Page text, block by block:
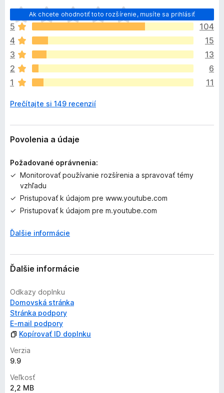
Ak chcete ohodnotiť toto rozšírenie, musíte sa prihlásiť
D
o
p
l
n
o
k
z
t
a
ľ
i
o
h
d
o
t
e
ý
5
104
4
15
3
13
2
6
1
11
Prečítajte si 149 recenzií
Povolenia a údaje
Požadované oprávnenia:
Monitorovať používanie rozšírenia a spravovať témy
vzhľadu
Pristupovať k údajom pre www.youtube.com
Pristupovať k údajom pre m.youtube.com
Ďalšie informácie
Ďalšie informácie
Odkazy doplnku
Domovská stránka
Stránka podpory
E‑mail podpory
Kopírovať ID doplnku
Verzia
9.9
Veľkosť
2,2 MB